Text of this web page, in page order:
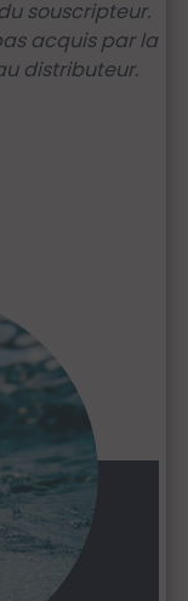
souscripteur.
acquis par la
distributeur.